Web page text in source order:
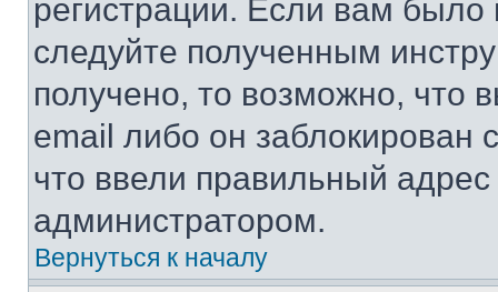
регистрации. Если вам
следуйте полученным
получено, то возможно, что
email либо он
что ввели правильный адрес
администратором.
Вернуться к началу